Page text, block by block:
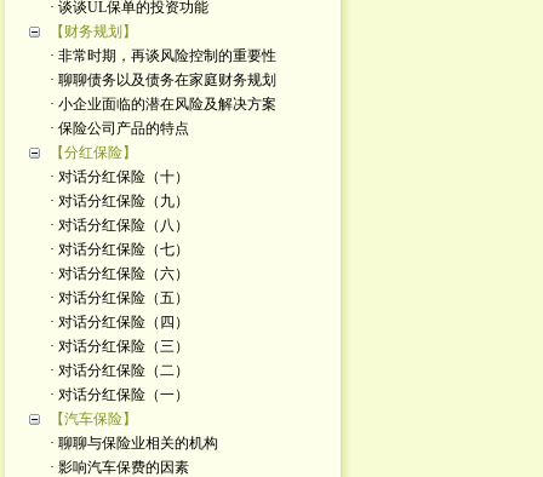
· 谈谈UL保单的投资功能
【财务规划】
· 非常时期，再谈风险控制的重要性
· 聊聊债务以及债务在家庭财务规划
· 小企业面临的潜在风险及解决方案
· 保险公司产品的特点
【分红保险】
· 对话分红保险（十）
· 对话分红保险（九）
· 对话分红保险（八）
· 对话分红保险（七）
· 对话分红保险（六）
· 对话分红保险（五）
· 对话分红保险（四）
· 对话分红保险（三）
· 对话分红保险（二）
· 对话分红保险（一）
【汽车保险】
· 聊聊与保险业相关的机构
· 影响汽车保费的因素